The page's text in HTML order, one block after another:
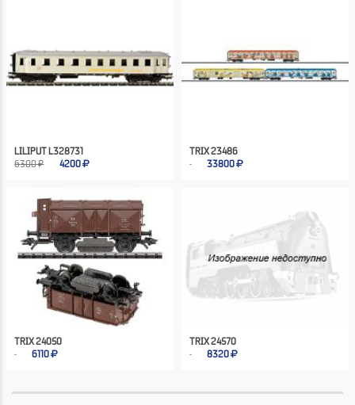
LILIPUT L328731
6300 ₽
4200
TRIX 23486
33800
TRIX 24050
6110
TRIX 24570
8320